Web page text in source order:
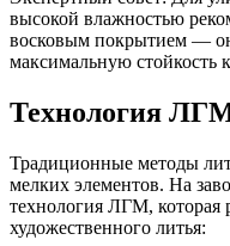
высокой влажностью
восковым покрытием —
максимальную стойкость
Технология
Традиционные методы
мелких элементов. На
технология ЛГМ, которая
художественного литья: